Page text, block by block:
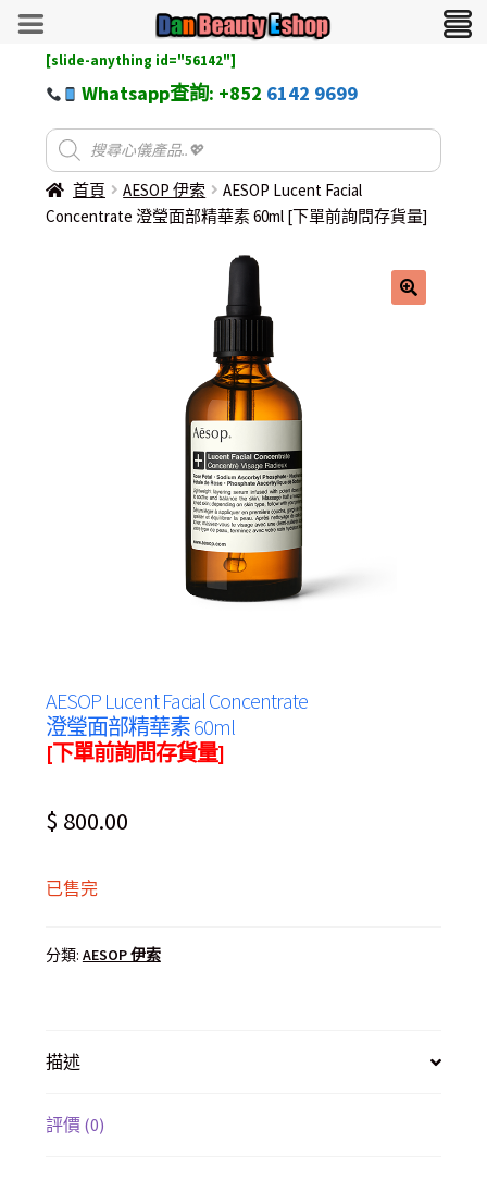
[slide-anything id="56142"]
Whatsapp查詢: +852 6142 9699
首頁 AESOP 伊索
AESOP Lucent Facial
Concentrate 澄瑩面部精華素 60ml [下單前詢問存貨量]
AESOP Lucent Facial Concentrate
澄瑩面部精華素 60ml
[下單前詢問存貨量]
$ 800.00
已售完
分類: AESOP 伊索
描述
評價 (0)